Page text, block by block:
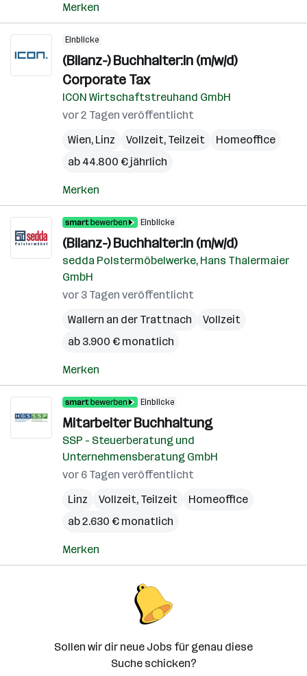
Merken
Einblicke
(Bilanz-) Buchhalter:in (m/w/d)
Corporate Tax
ICON Wirtschaftstreuhand GmbH
vor 2 Tagen veröffentlicht
Wien, Linz Vollzeit, Teilzeit
Homeoffice
ab 44.800 € jährlich
Merken
Einblicke
(Bilanz-) Buchhalter:in (m/w/d)
sedda Polstermöbelwerke, Hans Thalermaier
GmbH
vor 3 Tagen veröffentlicht
Wallern an der Trattnach
Vollzeit
ab 3.900 € monatlich
Merken
Einblicke
Mitarbeiter Buchhaltung
SSP - Steuerberatung und
Unternehmensberatung GmbH
vor 6 Tagen veröffentlicht
Linz
Vollzeit, Teilzeit
Homeoffice
ab 2.630 € monatlich
Merken
Sollen wir dir neue Jobs für genau diese
Suche schicken?